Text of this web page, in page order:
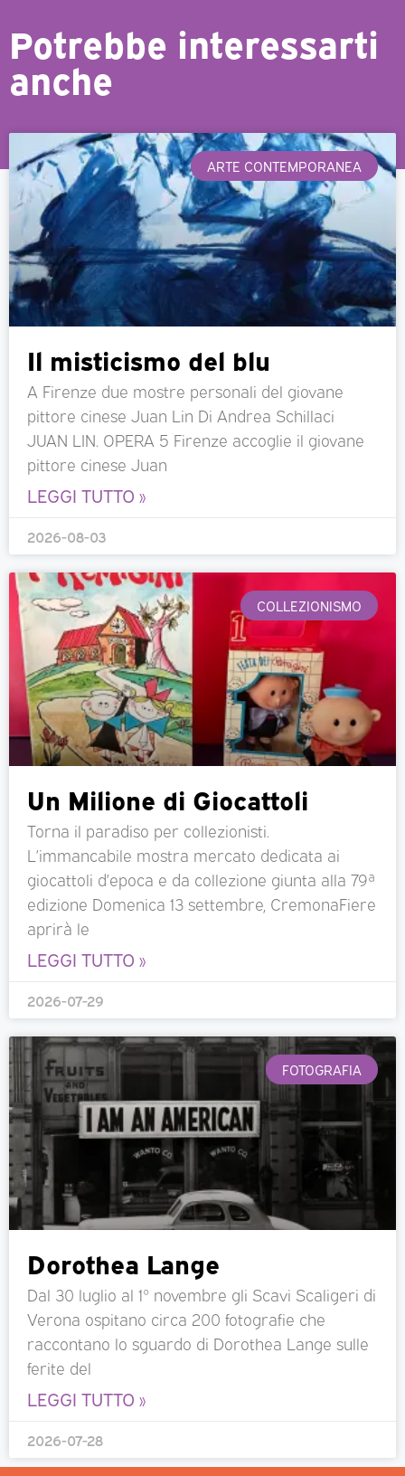
Potrebbe interessarti
anche
ARTE CONTEMPORANEA
Il misticismo del blu
A Firenze due mostre personali del giovane
pittore cinese Juan Lin Di Andrea Schillaci
JUAN LIN. OPERA 5 Firenze accoglie il giovane
pittore cinese Juan
LEGGI TUTTO »
2026-08-03
COLLEZIONISMO
Un Milione di Giocattoli
Torna il paradiso per collezionisti.
L’immancabile mostra mercato dedicata ai
giocattoli d’epoca e da collezione giunta alla 79ª
edizione Domenica 13 settembre, CremonaFiere
aprirà le
LEGGI TUTTO »
2026-07-29
FOTOGRAFIA
Dorothea Lange
Dal 30 luglio al 1° novembre gli Scavi Scaligeri di
Verona ospitano circa 200 fotografie che
raccontano lo sguardo di Dorothea Lange sulle
ferite del
LEGGI TUTTO »
2026-07-28